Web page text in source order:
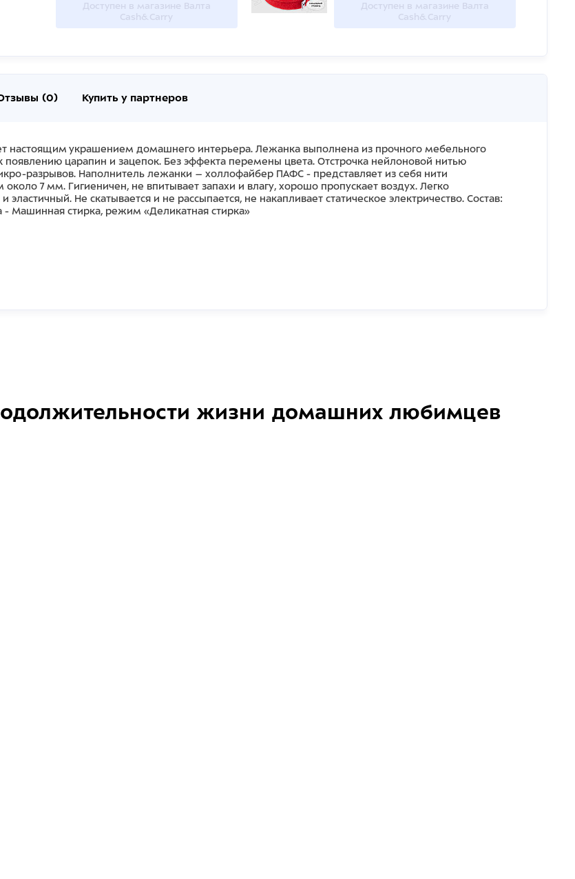
Доступен в магазине Валта
Cash&Carry
Доступен в магазине Валта
Cash&Carry
(0) Купить у партнеров
настоящим украшением домашнего интерьера. Лежанка выполнена из прочного мебельного
появлению царапин и зацепок. Без эффекта перемены цвета. Отстрочка нейлоновой нитью
разрывов. Наполнитель лежанки – холлофайбер ПАФС - представляет из себя нити
7 мм. Гигиеничен, не впитывает запахи и влагу, хорошо пропускает воздух. Легко
эластичный. Не скатывается и не рассыпается, не накапливает статическое электричество. Состав:
- Машинная стирка, режим «Деликатная стирка»
жизни домашних любимцев